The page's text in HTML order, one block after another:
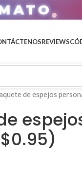
REVIEWS
de espejos